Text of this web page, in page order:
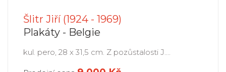
Šlitr Jiří (1924 - 1969)
Plakáty - Belgie
kul. pero, 28 x 31,5 cm. Z pozůstalosti J....